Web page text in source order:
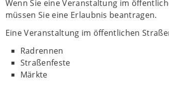
Wenn Sie eine Veranstaltung im
müssen Sie eine Erlaubnis beantragen.
Eine Veranstaltung im öffentlichen
Radrennen
Straßenfeste
Märkte